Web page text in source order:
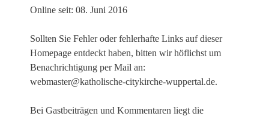
Online seit: 08. Juni 2016
Sollten Sie Fehler oder fehlerhafte Links auf dieser
Homepage entdeckt haben, bitten wir höflichst um
Benachrichtigung per Mail an:
webmaster@katholische-citykirche-wuppertal.de.
Bei Gastbeiträgen und Kommentaren liegt die